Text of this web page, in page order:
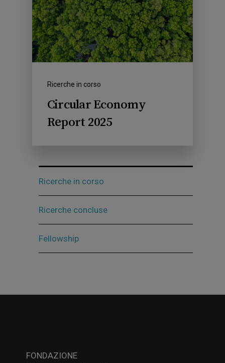
Ricerche in corso
Circular Economy
Report 2025
Ricerche in corso
Ricerche concluse
Fellowship
FONDAZIONE